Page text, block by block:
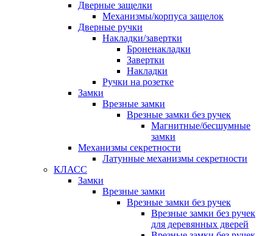
Дверные защелки
Механизмы/корпуса защелок
Дверные ручки
Накладки/завертки
Броненакладки
Завертки
Накладки
Ручки на розетке
Замки
Врезные замки
Врезные замки без ручек
Магнитные/бесшумные
замки
Механизмы секретности
Латунные механизмы секретности
КЛАСС
Замки
Врезные замки
Врезные замки без ручек
Врезные замки без ручек
для деревянных дверей